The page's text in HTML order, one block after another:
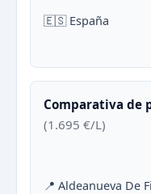
🇪🇸 España
Comparativa de
(1.695 €/L)
📍 Aldeanueva De